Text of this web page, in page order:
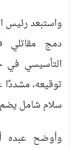
واستبعد رئيس
دمج مقاتلي
التأسيسي
توقيعه،
سلام شامل يضم
وأوضح عبده